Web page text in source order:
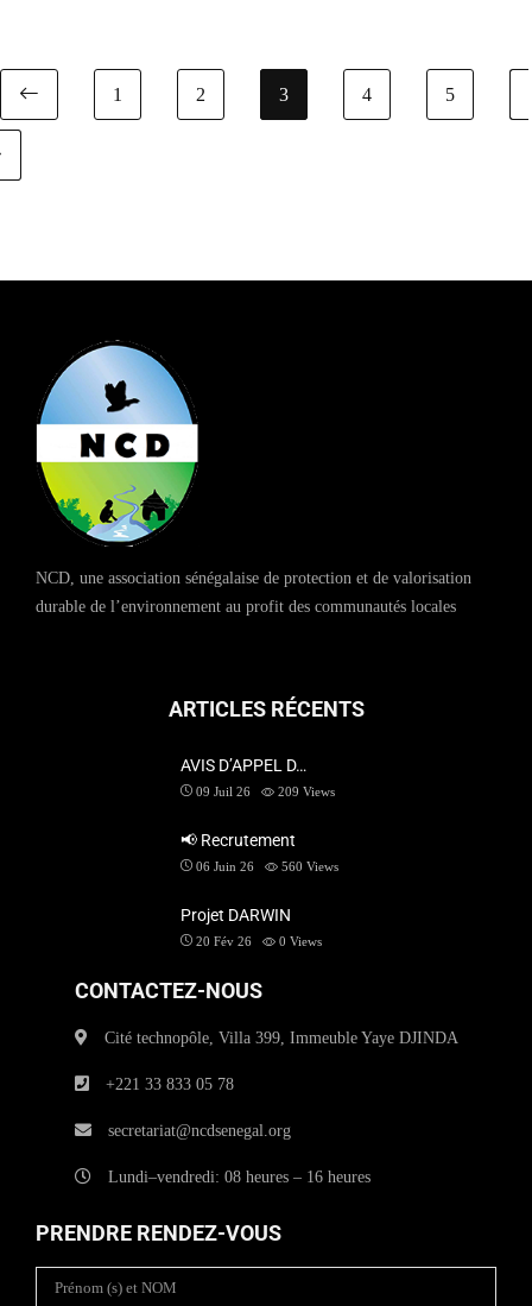
Previous page
1 2 3 4 5
NCD, une association sénégalaise de protection et de valorisation
durable de l’environnement au profit des communautés locales
ARTICLES RÉCENTS
AVIS D’APPEL D…
09 Juil 26 209 Views
📢 Recrutement
06 Juin 26 560 Views
Projet DARWIN
20 Fév 26 0 Views
CONTACTEZ-NOUS
Cité technopôle, Villa 399, Immeuble Yaye DJINDA
+221 33 833 05 78
secretariat@ncdsenegal.org
Lundi–vendredi: 08 heures – 16 heures
PRENDRE RENDEZ-VOUS